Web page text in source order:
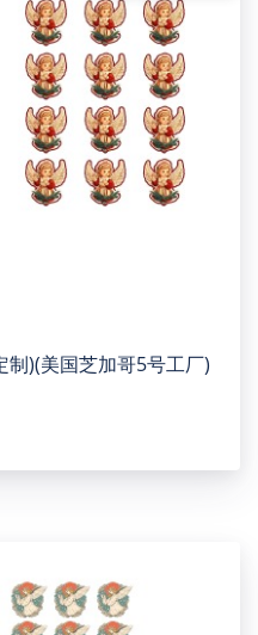
)(美国芝加哥5号工厂)